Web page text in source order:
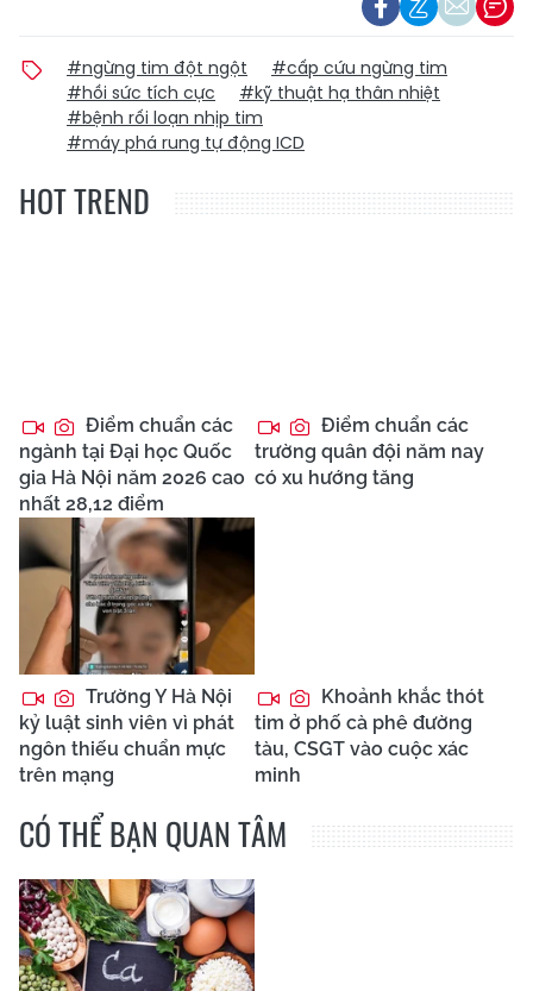
#ngừng tim đột ngột
#cấp cứu ngừng tim
#hồi sức tích cực
#kỹ thuật hạ thân nhiệt
#bệnh rối loạn nhịp tim
#máy phá rung tự động ICD
HOT TREND
Điểm chuẩn các
ngành tại Đại học Quốc
gia Hà Nội năm 2026 cao
nhất 28,12 điểm
Điểm chuẩn các
trường quân đội năm nay
có xu hướng tăng
Trường Y Hà Nội
kỷ luật sinh viên vì phát
ngôn thiếu chuẩn mực
trên mạng
Khoảnh khắc thót
tim ở phố cà phê đường
tàu, CSGT vào cuộc xác
minh
CÓ THỂ BẠN QUAN TÂM